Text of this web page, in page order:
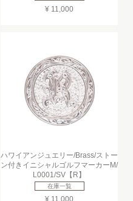
¥ 11,000
ハワイアンジュエリー/Brass/ストー
ン付きイニシャルゴルフマーカーM/
L0001/SV【R】
在庫一覧
¥ 11,000